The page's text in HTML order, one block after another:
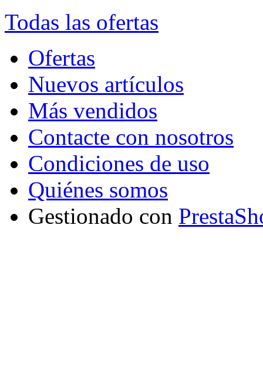
Todas las ofertas
Ofertas
Nuevos artículos
Más vendidos
Contacte con nosotros
Condiciones de uso
Quiénes somos
Gestionado con